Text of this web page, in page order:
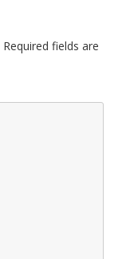
Required fields are